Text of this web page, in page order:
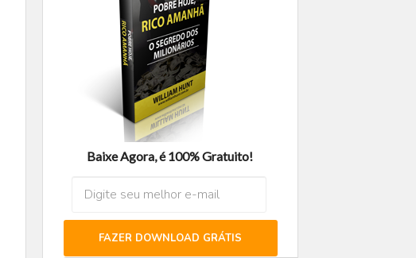
Baixe Agora, é 100% Gratuito!
FAZER DOWNLOAD GRÁTIS